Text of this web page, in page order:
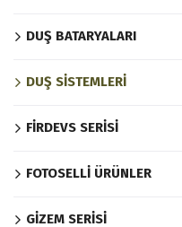
DUŞ BATARYALARI
DUŞ SİSTEMLERİ
FİRDEVS SERİSİ
FOTOSELLİ ÜRÜNLER
GİZEM SERİSİ